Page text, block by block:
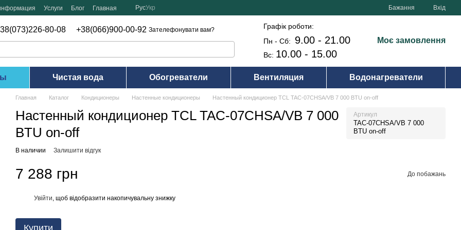
Услуги Блог Главная РусУкр Бажання Вхід
80-08 +38(066)900-00-92 Зателефонувати вам?
Графік роботи:
Пн - Сб: 9.00 - 21.00
Вс: 10.00 - 15.00
Моє замовлення
Чистая вода Обогреватели Вентиляция Водонагреватели
Главная Каталог Кондиционеры Настенные кондиционеры Настенный кондиционер TCL TAC-07CHSA/VB 7 000 BTU on-off
Настенный кондиционер TCL TAC-07CHSA/VB 7 000
BTU on-off
Артикул
TAC-07CHSA/VB 7 000
BTU on-off
В наличии Залишити відгук
7 288 грн До побажань
Увійти , щоб відобразити накопичувальну знижку
Купити